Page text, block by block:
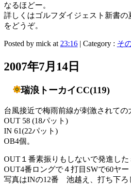
なるほどー。
詳しくはゴルフダイジェスト新書
をどうぞ。
Posted by mick at23:16 | Category : そ
2007年7月14日
瑞浪トーカイCC(119)
台風接近で梅雨前線が刺激されての
OUT 58 (18パット)
IN 61(22パット)
OB4個。
OUT１番素振りもしないで発進し
OUT4番ロングで４打目SWで60ヤ
写真はINの12番 池越え、打ち下ろ